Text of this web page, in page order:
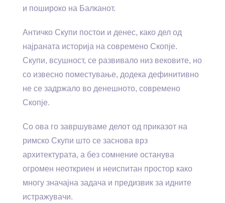
и пошироко на Балканот.
Античко Скупи постои и денес, како дел од
најраната историја на современо Скопје.
Скупи, всушност, се развивало низ вековите, но
со извесно поместување, додека дефинитивно
не се задржало во денешното, современо
Скопје.
Со ова го завршуваме делот од приказот на
римско Скупи што се заснова врз
архитектурата, а без сомнение останува
огромен неоткриен и неиспитан простор како
многу значајна задача и предизвик за идните
истражувачи.